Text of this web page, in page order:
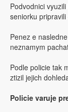
Podvodnici
seniorku
Penez e
neznamym
Podle policie tak
ztizil jejich
Policie varuje